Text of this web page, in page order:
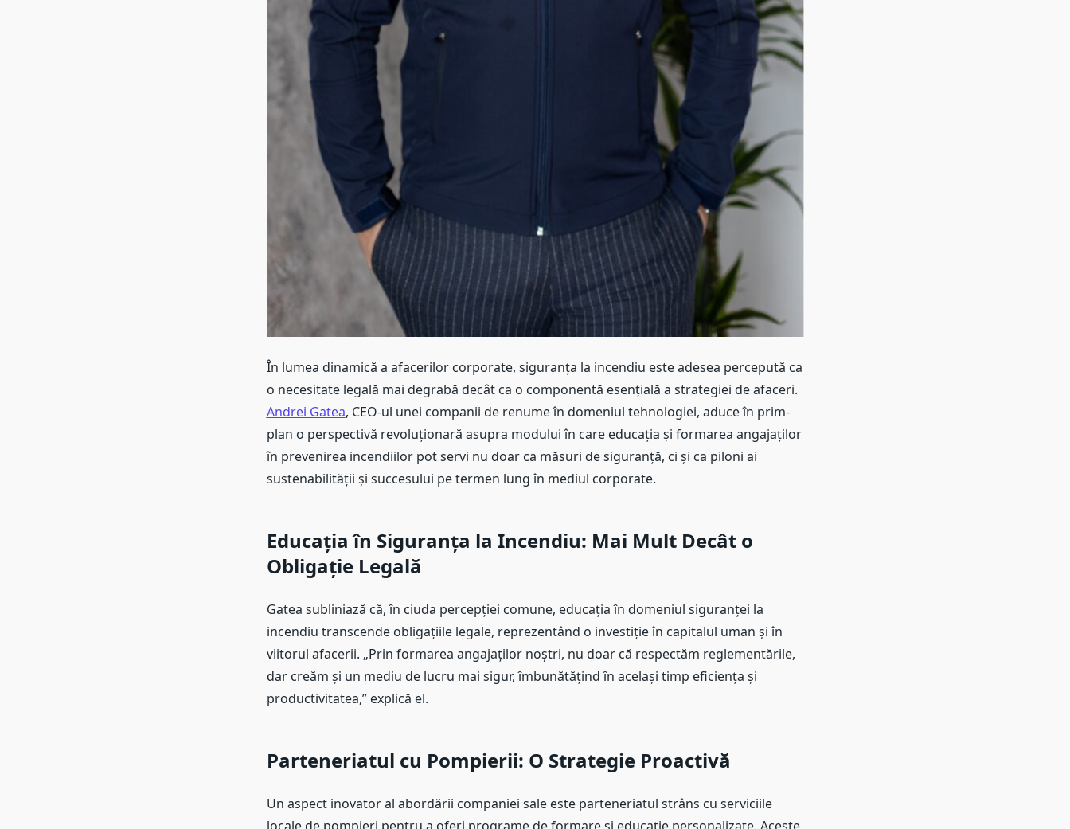
În lumea dinamică a afacerilor corporate, siguranța la incendiu este adesea percepută ca
o necesitate legală mai degrabă decât ca o componentă esențială a strategiei de afaceri.
Andrei Gatea, CEO-ul unei companii de renume în domeniul tehnologiei, aduce în prim-
plan o perspectivă revoluționară asupra modului în care educația și formarea angajaților
în prevenirea incendiilor pot servi nu doar ca măsuri de siguranță, ci și ca piloni ai
sustenabilității și succesului pe termen lung în mediul corporate.
Educația în Siguranța la Incendiu: Mai Mult Decât o
Obligație Legală
Gatea subliniază că, în ciuda percepției comune, educația în domeniul siguranței la
incendiu transcende obligațiile legale, reprezentând o investiție în capitalul uman și în
viitorul afacerii. „Prin formarea angajaților noștri, nu doar că respectăm reglementările,
dar creăm și un mediu de lucru mai sigur, îmbunătățind în același timp eficiența și
productivitatea,” explică el.
Parteneriatul cu Pompierii: O Strategie Proactivă
Un aspect inovator al abordării companiei sale este parteneriatul strâns cu serviciile